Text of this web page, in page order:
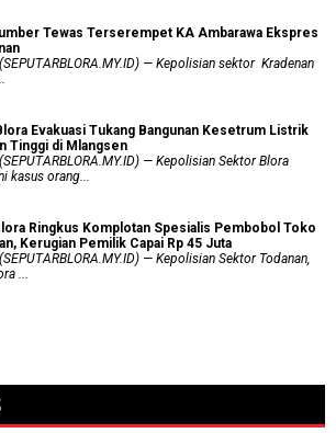
Tewas Terserempet KA Ambarawa Ekspres
— Kepolisian sektor Kradenan
Evakuasi Tukang Bangunan Kesetrum Listrik
Tinggi di Mlangsen
— Kepolisian Sektor Blora
kasus orang...
Ringkus Komplotan Spesialis Pembobol Toko
Kerugian Pemilik Capai Rp 45 Juta
— Kepolisian Sektor Todanan,
...